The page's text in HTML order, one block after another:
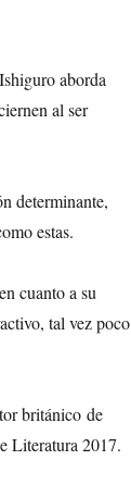
aborda
al ser
determinante,
estas.
cuanto a su
tal vez poco
británico de
Literatura 2017.